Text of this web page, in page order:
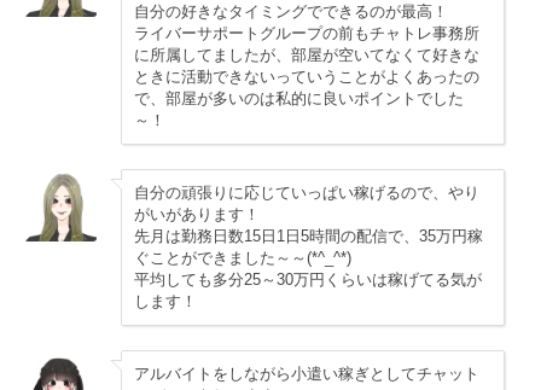
自分の好きなタイミングでできるのが最高！
ライバーサポートグループの前もチャトレ事務所
に所属してましたが、部屋が空いてなくて好きな
ときに活動できないっていうことがよくあったの
で、部屋が多いのは私的に良いポイントでした
～！
自分の頑張りに応じていっぱい稼げるので、やり
がいがあります！
先月は勤務日数15日1日5時間の配信で、35万円稼
ぐことができました～～(*^_^*)
平均しても多分25～30万円くらいは稼げてる気が
します！
アルバイトをしながら小遣い稼ぎとしてチャット